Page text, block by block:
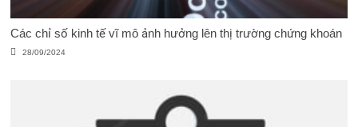
Các chỉ số kinh tế vĩ mô ảnh hưởng lên thị trường chứng khoán
28/09/2024